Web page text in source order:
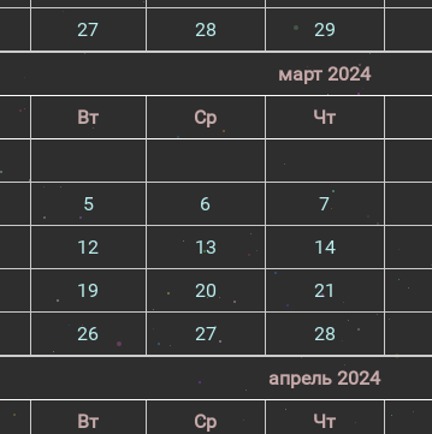
27 28
29
март 2024
Вт Ср Чт
5 6 7
12 13 14
19 20 21
26 27 28
апрель 2024
Вт Ср Чт